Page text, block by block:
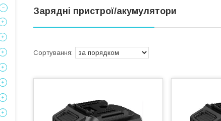
Зарядні пристрої/акумулятори